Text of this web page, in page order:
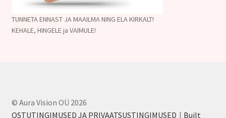
TUNNETA ENNAST JA MAAILMA NING ELA KIRKALT!
KEHALE, HINGELE ja VAIMULE!
© Aura Vision OÜ 2026
OSTUTINGIMUSED JA PRIVAATSUSTINGIMUSED
Built